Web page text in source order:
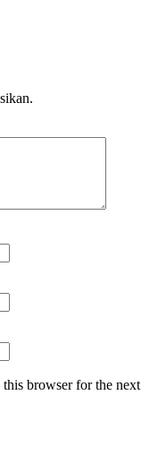
browser for the next